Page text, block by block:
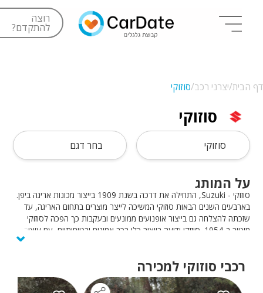
רוצה
להתקדם?
דף הבית/יצרני רכב/סוזוקי
סוזוקי
סוזוקי בחר דגם
על המותג
סוזוקי - Suzuki, התחילה את דרכה בשנת 1909 בייצור מכונות אריגה ביפן.
בארבעים השנים הבאות סוזוקי המשיכה לייצר מוצרים בתחום האריגה, עד
שזכתה להצלחה גם בייצור אופנועים ממונעים ובעקבות כך הפכה לסוזוקי
מוטור ב-1954. סוזוקי ידועה בייצור כלי רכב אמינים ובטיחותיים, עם עיצוב⌄
רכבי סוזוקי למכירה